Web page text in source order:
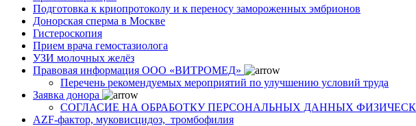
Подготовка к криопротоколу и к переносу замороженных эмбрионов
Донорская сперма в Москве
Гистероскопия
Прием врача гемостазиолога
УЗИ молочных желёз
Правовая информация ООО «ВИТРОМЕД»
Перечень рекомендуемых мероприятий по улучшению условий труда
Заявка донора
СОГЛАСИЕ НА ОБРАБОТКУ ПЕРСОНАЛЬНЫХ ДАННЫХ
AZF-фактор, муковисцидоз, тромбофилия